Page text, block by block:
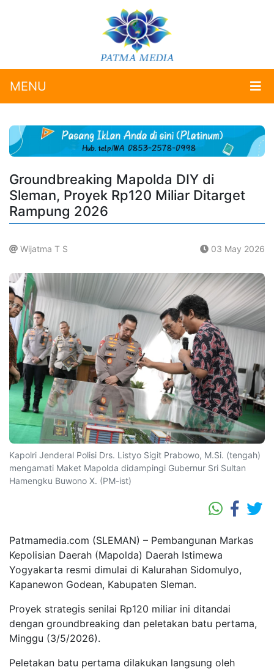
MENU
Groundbreaking Mapolda DIY di
Sleman, Proyek Rp120 Miliar Ditarget
Rampung 2026
Wijatma T S 03 May 2026
Kapolri Jenderal Polisi Drs. Listyo Sigit Prabowo, M.Si. (tengah)
mengamati Maket Mapolda didampingi Gubernur Sri Sultan
Hamengku Buwono X. (PM-ist)
Patmamedia.com (SLEMAN) – Pembangunan Markas
Kepolisian Daerah (Mapolda) Daerah Istimewa
Yogyakarta resmi dimulai di Kalurahan Sidomulyo,
Kapanewon Godean, Kabupaten Sleman.
Proyek strategis senilai Rp120 miliar ini ditandai
dengan groundbreaking dan peletakan batu pertama,
Minggu (3/5/2026).
Peletakan batu pertama dilakukan langsung oleh